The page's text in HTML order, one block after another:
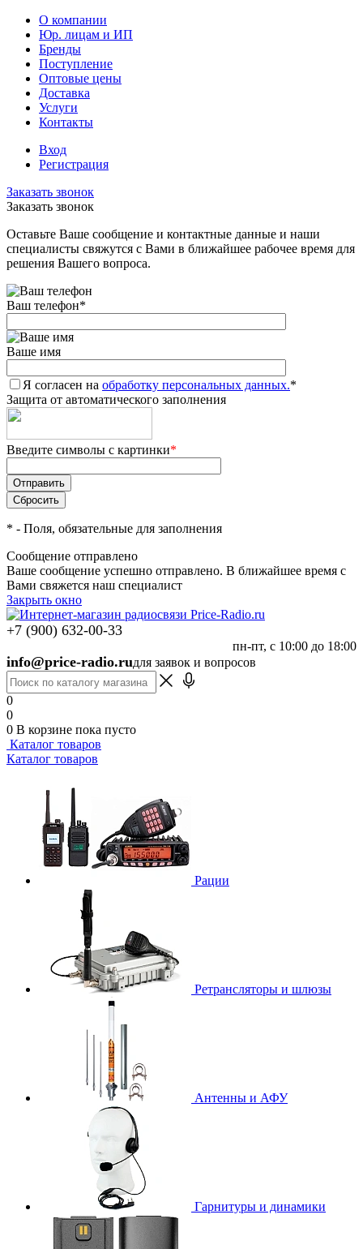
О компании
Юр. лицам и ИП
Бренды
Поступление
Оптовые цены
Доставка
Услуги
Контакты
Вход
Регистрация
Заказать звонок
Заказать звонок
Оставьте Ваше сообщение и контактные данные и наши
специалисты свяжутся с Вами в ближайшее рабочее время для
решения Вашего вопроса.
Ваш телефон*
Ваше имя
Я согласен на обработку персональных данных.*
Защита от автоматического заполнения
Введите символы с картинки*
* - Поля, обязательные для заполнения
Сообщение отправлено
Ваше сообщение успешно отправлено. В ближайшее время с
Вами свяжется наш специалист
Закрыть окно
+7 (900) 632-00-33
пн-пт, с 10:00 до 18:00
info@price-radio.ruдля заявок и вопросов
0
0
0 В корзине пока пусто
Каталог товаров
Каталог товаров
Рации
Ретрансляторы и шлюзы
Антенны и АФУ
Гарнитуры и динамики